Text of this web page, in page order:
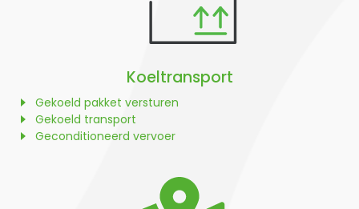
Koeltransport
Gekoeld pakket versturen
Gekoeld transport
Geconditioneerd vervoer